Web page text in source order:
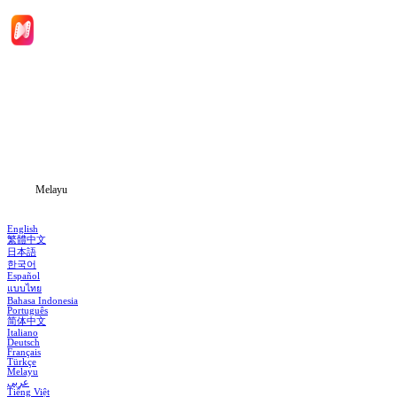
Melayu
English
繁體中文
日本語
한국어
Español
แบบไทย
Bahasa Indonesia
Português
简体中文
Italiano
Deutsch
Français
Türkçe
Melayu
عربي
Tiếng Việt